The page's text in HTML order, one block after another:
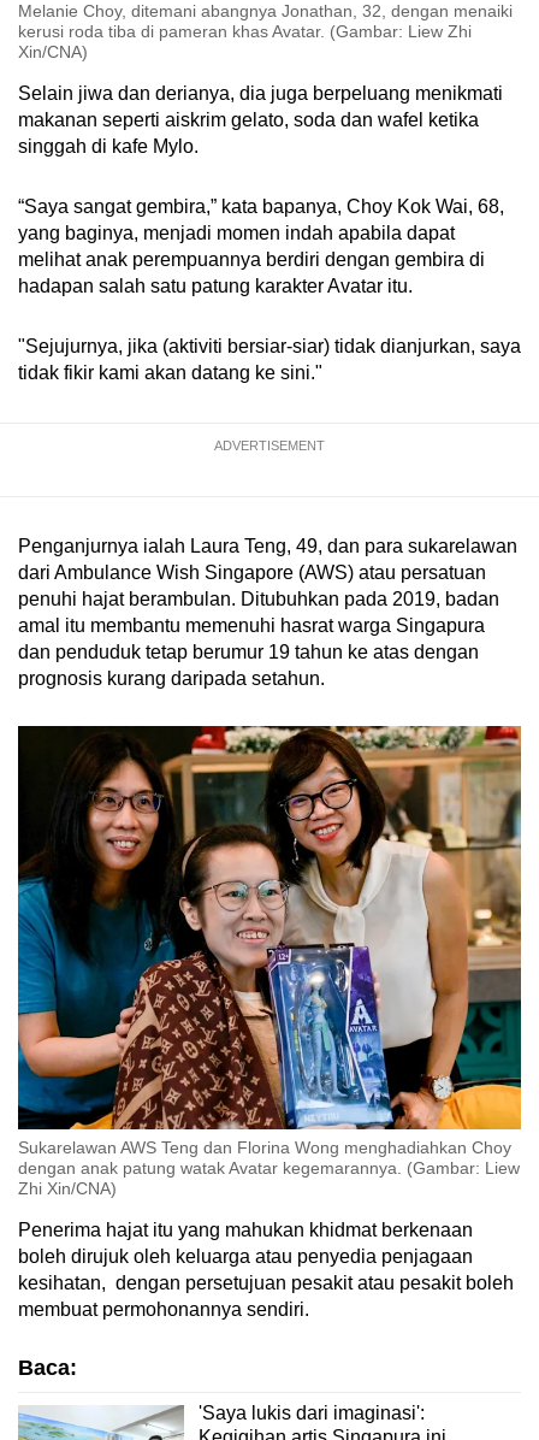
Melanie Choy, ditemani abangnya Jonathan, 32, dengan menaiki
kerusi roda tiba di pameran khas Avatar. (Gambar: Liew Zhi
Xin/CNA)
Selain jiwa dan derianya, dia juga berpeluang menikmati
makanan seperti aiskrim gelato, soda dan wafel ketika
singgah di kafe Mylo.
“Saya sangat gembira,” kata bapanya, Choy Kok Wai, 68,
yang baginya, menjadi momen indah apabila dapat
melihat anak perempuannya berdiri dengan gembira di
hadapan salah satu patung karakter Avatar itu.
"Sejujurnya, jika (aktiviti bersiar-siar) tidak dianjurkan, saya
tidak fikir kami akan datang ke sini."
ADVERTISEMENT
Penganjurnya ialah Laura Teng, 49, dan para sukarelawan
dari Ambulance Wish Singapore (AWS) atau persatuan
penuhi hajat berambulan. Ditubuhkan pada 2019, badan
amal itu membantu memenuhi hasrat warga Singapura
dan penduduk tetap berumur 19 tahun ke atas dengan
prognosis kurang daripada setahun.
Sukarelawan AWS Teng dan Florina Wong menghadiahkan Choy
dengan anak patung watak Avatar kegemarannya. (Gambar: Liew
Zhi Xin/CNA)
Penerima hajat itu yang mahukan khidmat berkenaan
boleh dirujuk oleh keluarga atau penyedia penjagaan
kesihatan, dengan persetujuan pesakit atau pesakit boleh
membuat permohonannya sendiri.
Baca:
'Saya lukis dari imaginasi':